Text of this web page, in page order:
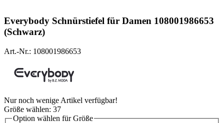
Everybody Schnürstiefel für Damen 108001986653
(Schwarz)
Art.-Nr.: 108001986653
Nur noch wenige Artikel verfügbar!
Größe wählen: 37
Option wählen für Größe